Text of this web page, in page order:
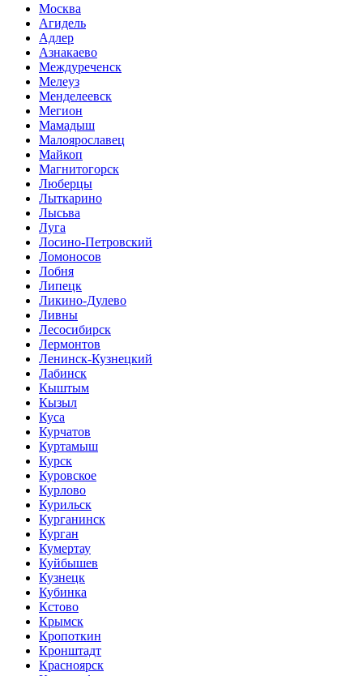
Москва
Агидель
Адлер
Азнакаево
Междуреченск
Мелеуз
Менделеевск
Мегион
Мамадыш
Малоярославец
Майкоп
Магнитогорск
Люберцы
Лыткарино
Лысьва
Луга
Лосино-Петровский
Ломоносов
Лобня
Липецк
Ликино-Дулево
Ливны
Лесосибирск
Лермонтов
Ленинск-Кузнецкий
Лабинск
Кыштым
Кызыл
Куса
Курчатов
Куртамыш
Курск
Куровское
Курлово
Курильск
Курганинск
Курган
Кумертау
Куйбышев
Кузнецк
Кубинка
Кстово
Крымск
Кропоткин
Кронштадт
Красноярск